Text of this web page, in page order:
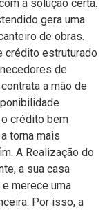
a solução certa.
gera uma
de obras.
crédito estruturado
de
a mão de
crédito bem
torna mais
A Realização do
a sua casa
merece uma
Por isso, a